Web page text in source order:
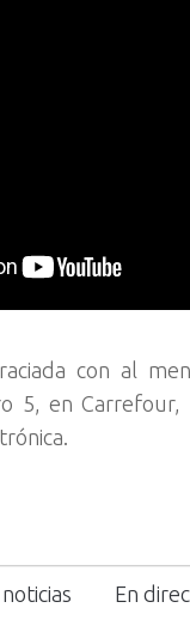
con al
5, en
En